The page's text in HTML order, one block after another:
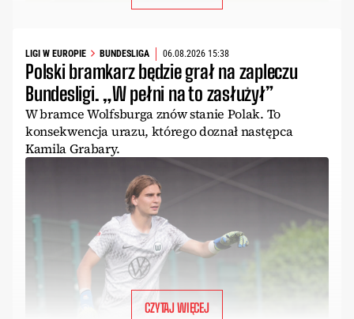
LIGI W EUROPIE BUNDESLIGA 06.08.2026 15:38
Polski bramkarz będzie grał na zapleczu
Bundesligi. „W pełni na to zasłużył”
W bramce Wolfsburga znów stanie Polak. To
konsekwencja urazu, którego doznał następca
Kamila Grabary.
CZYTAJ WIĘCEJ